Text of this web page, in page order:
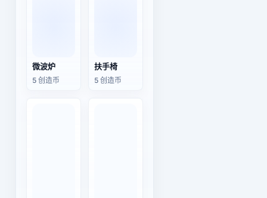
微波炉
5 创造币
扶手椅
5 创造币